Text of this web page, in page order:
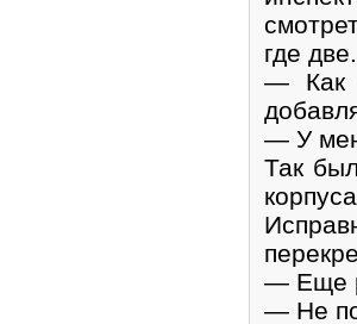
где
— Как
— У
Так
— Еще
— Не